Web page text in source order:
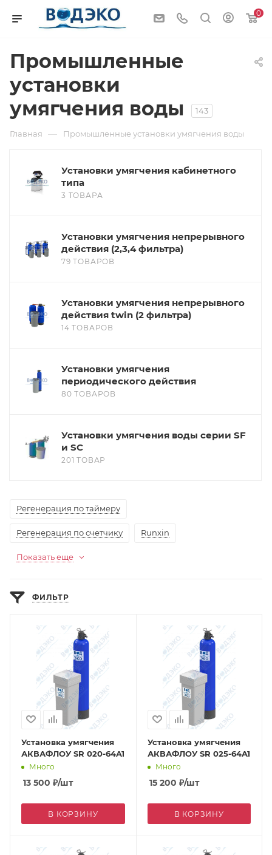
0
Промышленные
установки
умягчения воды
143
Главная — Промышленные установки умягчения воды
Установки умягчения кабинетного
типа
3 ТОВАРА
Установки умягчения непрерывного
действия (2,3,4 фильтра)
79 ТОВАРОВ
Установки умягчения непрерывного
действия twin (2 фильтра)
14 ТОВАРОВ
Установки умягчения
периодического действия
80 ТОВАРОВ
Установки умягчения воды серии SF
и SC
201 ТОВАР
Регенерация по таймеру
Регенерация по счетчику Runxin
Показать еще
ФИЛЬТР
Установка умягчения
АКВАФЛОУ SR 020-64A1
Много
13 500 ₽/шт
В КОРЗИНУ
Установка умягчения
АКВАФЛОУ SR 025-64A1
Много
15 200 ₽/шт
В КОРЗИНУ